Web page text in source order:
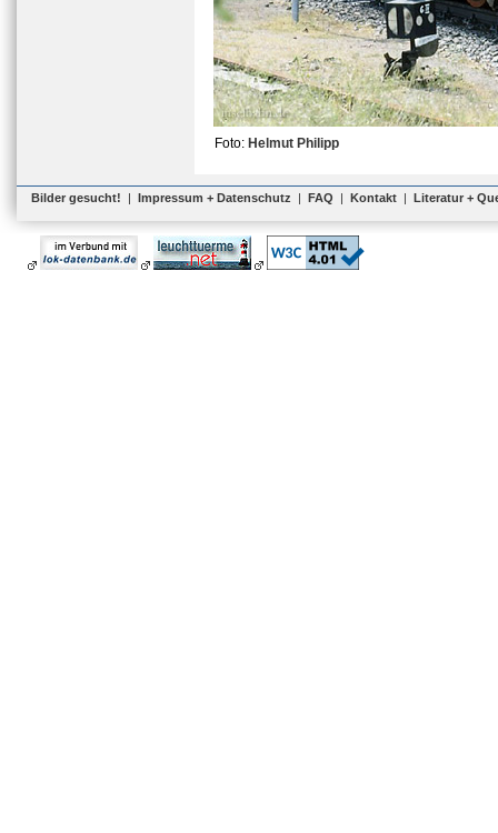
Foto: Helmut Philipp
Bilder gesucht! | Impressum + Datenschutz | FAQ | Kontakt | Literatur +